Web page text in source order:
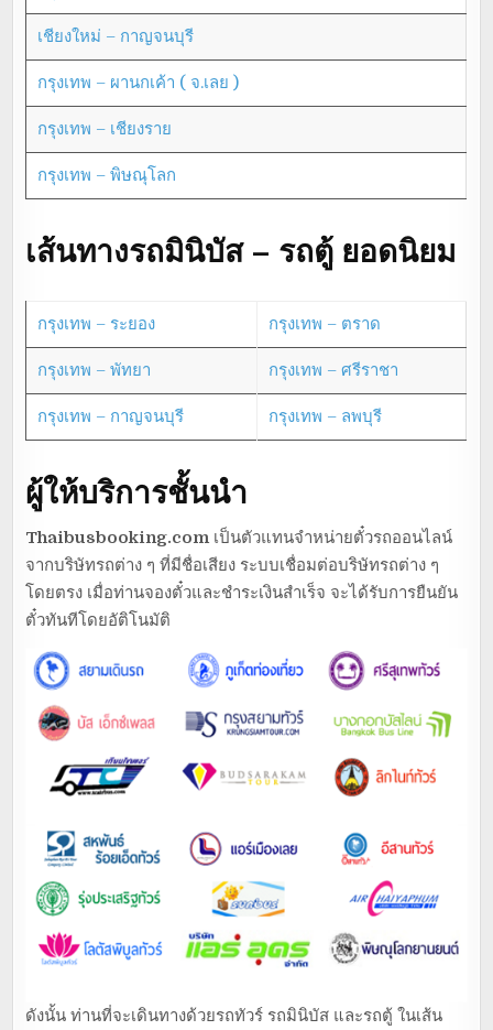
เชียงใหม่ – กาญจนบุรี
กรุงเทพ – ผานกเค้า ( จ.เลย )
กรุงเทพ – เชียงราย
กรุงเทพ – พิษณุโลก
เส้นทางรถมินิบัส – รถตู้ ยอดนิยม
กรุงเทพ – ระยอง กรุงเทพ – ตราด
กรุงเทพ – พัทยา กรุงเทพ – ศรีราชา
กรุงเทพ – กาญจนบุรี กรุงเทพ – ลพบุรี
ผู้ให้บริการชั้นนำ
Thaibusbooking.com เป็นตัวแทนจำหน่ายตั๋วรถออนไลน์
จากบริษัทรถต่าง ๆ ที่มีชื่อเสียง ระบบเชื่อมต่อบริษัทรถต่าง ๆ
โดยตรง เมื่อท่านจองตั๋วและชำระเงินสำเร็จ จะได้รับการยืนยัน
ตั๋วทันทีโดยอัติโนมัติ
ดังนั้น ท่านที่จะเดินทางด้วยรถทัวร์ รถมินิบัส และรถตู้ ในเส้น